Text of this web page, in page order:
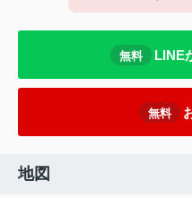
無料 LINE
無料
地図